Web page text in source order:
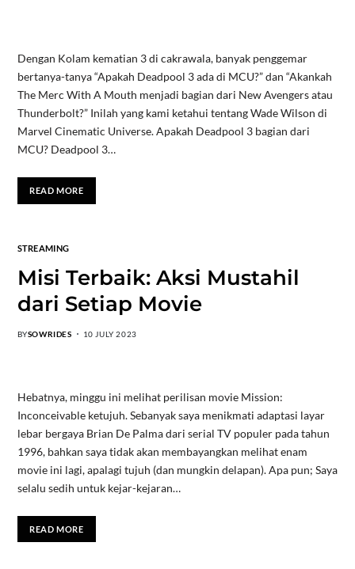
Dengan Kolam kematian 3 di cakrawala, banyak penggemar
bertanya-tanya “Apakah Deadpool 3 ada di MCU?” dan “Akankah
The Merc With A Mouth menjadi bagian dari New Avengers atau
Thunderbolt?” Inilah yang kami ketahui tentang Wade Wilson di
Marvel Cinematic Universe. Apakah Deadpool 3 bagian dari
MCU? Deadpool 3…
READ MORE
STREAMING
Misi Terbaik: Aksi Mustahil
dari Setiap Movie
BYSOWRIDES 10 JULY 2023
Hebatnya, minggu ini melihat perilisan movie Mission:
Inconceivable ketujuh. Sebanyak saya menikmati adaptasi layar
lebar bergaya Brian De Palma dari serial TV populer pada tahun
1996, bahkan saya tidak akan membayangkan melihat enam
movie ini lagi, apalagi tujuh (dan mungkin delapan). Apa pun; Saya
selalu sedih untuk kejar-kejaran…
READ MORE